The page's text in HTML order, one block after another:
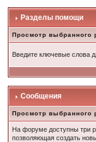
Разделы помощи
Просмотр выбранного
Введите ключевые слова
Сообщения
Просмотр выбранного
На форуме доступны три
позволяющая создать